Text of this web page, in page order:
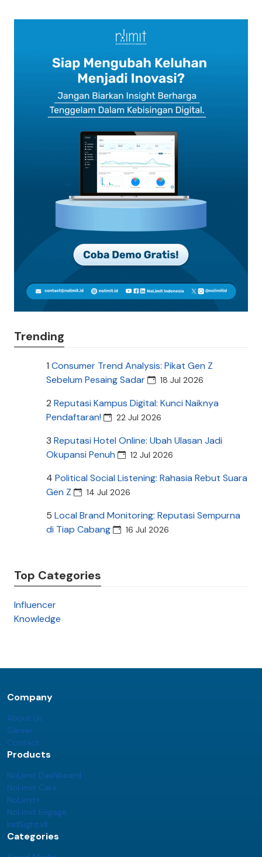
Trending
1 Consumer Trend Analysis: Pikat Gen Z
Sebelum Pesaing Sadar
18 Jul 2026
2 Reputasi Kampus Digital: Kunci Naiknya
Pendaftaran!
22 Jul 2026
3 Reputasi Hotel Online: Ubah Ulasan Jadi
Okupansi Penuh
12 Jul 2026
4 Political Social Listening: Rahasia Rebut Suara
Gen Z
14 Jul 2026
5 Local Brand Monitoring: Reputasi Sempurna
di Tiap Cabang
16 Jul 2026
Top Categories
Influencer
Knowledge
Company
About Us
Career
Contact
Products
NoLimit Dashboard
NoLimit Care
NoLimit+
NoLimit Engage
IndSight.id
Categories